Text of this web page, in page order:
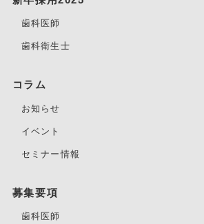
歯科医師
歯科衛生士
コラム
お知らせ
イベント
セミナー情報
募集要項
歯科医師